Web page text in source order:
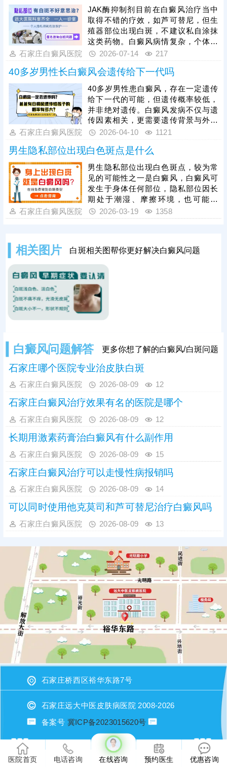
光是治疗生殖器白斑的优质方式，靶
向作用于白斑皮损，准确刺激黑色素
细胞再生，不损伤周边正常娇嫩皮
肤，安全高效、适配性强，适合隐私
部位白斑诊疗。白斑恢复周期较长，
患者需坚持规范疗程治疗，不可随意
中断。
JAK酶抑制剂目前在白癜风治疗当中
取得不错的疗效，如芦可替尼，但生
殖器部位出现白斑，不建议私自涂抹
这类药物。白癜风病情复杂，个体差
异大，有不同时期、类型、脱色程度
症治疗是祛白生效的前提。另外，生
殖器部位黏膜脆弱，还需采取安全性
高的方法，如美国进口308激光，无
痛无创，无毒副作用，起效快速。同
时，还应加强护理，穿透气纯棉衣
物，避免私处湿热闷热，不使用含有
刺激性成分的洗护用品，防治结合，
令白斑着色。
石家庄白癜风医院 2026-07-14 217
40多岁男性长白癜风会遗传给下一代吗
40多岁男性患白癜风，存在一定遗传
给下一代的可能，但遗传概率较低，
并非绝对遗传。白癜风发病不仅与遗
传因素相关，更需要遗传背景与外界
环境因素共同作用才会发生。对于尚
治疗白癜风，将白斑治好后再考虑要
孩子，可有效降低遗传风险。若已生
育，无需过度焦虑，做好孩子的日常
防护至关重要，比如避免孩子长期暴
晒、保证营养均衡、减少皮肤外伤、
调节情绪避免过度压力，这些措施能
有效降低孩子患病的概率。
石家庄白癜风医院 2026-04-10 1121
男生隐私部位出现白色斑点是什么
男生隐私部位出现白色斑点，较为常
见的可能性之一是白癜风，白癜风可
发生于身体任何部位，隐私部位因长
期处于潮湿、摩擦环境，也可能发
病。判断是否为白癜风，可观察斑点
特征：通常表现为大小不等、形态不
发展，斑点可能逐渐扩大、数量增
多。仅靠外观判断不够准确，需通过
科学检查明确诊断，避免误判延误治
疗。白癜风危害性不容忽视，一旦发
现需及时干预。目前，照射308激光
治疗是安全有效的
石家庄白癜风医院 2026-03-19 1358
相关图片 白斑相关图帮你更好解决白癜风问题
白癜风问题解答 更多你想了解的白癜风/白斑问题
石家庄哪个医院专业治皮肤白斑
石家庄白癜风医院 2026-08-09 12
石家庄白癜风治疗效果有名的医院是哪个
石家庄白癜风医院 2026-08-09 12
长期用激素药膏治白癜风有什么副作用
石家庄白癜风医院 2026-08-09 15
石家庄白癜风治疗可以走慢性病报销吗
石家庄白癜风医院 2026-08-09 14
可以同时使用他克莫司和芦可替尼治疗白癜风吗
石家庄白癜风医院 2026-08-09 13
石家庄桥西区裕华东路7号
石家庄远大中医皮肤病医院 2008-2026
备案号 冀ICP备2023015620号
医院首页 电话咨询 在线咨询
或者直接拨打电话：17531148680（微信同步）进行咨询
预约医生 优惠咨询